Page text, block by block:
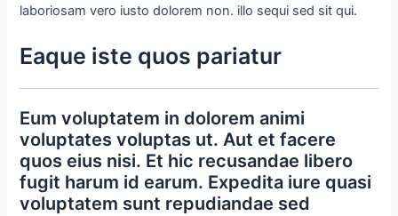
laboriosam vero iusto dolorem non. illo sequi sed sit qui.
Eaque iste quos pariatur
Eum voluptatem in dolorem animi
voluptates voluptas ut. Aut et facere
quos eius nisi. Et hic recusandae libero
fugit harum id earum. Expedita iure quasi
voluptatem sunt repudiandae sed